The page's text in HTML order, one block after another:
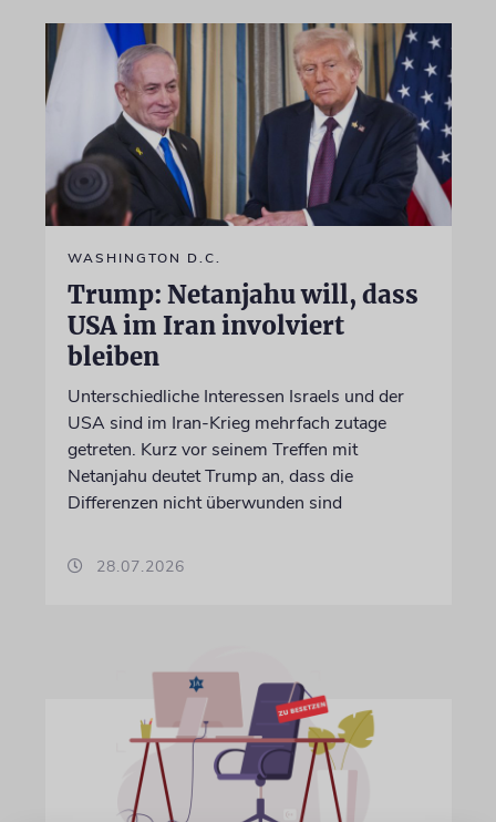
WASHINGTON D.C.
Trump: Netanjahu will, dass
USA im Iran involviert
bleiben
Unterschiedliche Interessen Israels und der
USA sind im Iran-Krieg mehrfach zutage
getreten. Kurz vor seinem Treffen mit
Netanjahu deutet Trump an, dass die
Differenzen nicht überwunden sind
28.07.2026